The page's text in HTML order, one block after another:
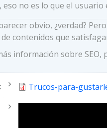
eso no es lo que el usuario
obvio, ¿verdad?
contenidos que
información sobre SEO,
Document
Trucos-para-